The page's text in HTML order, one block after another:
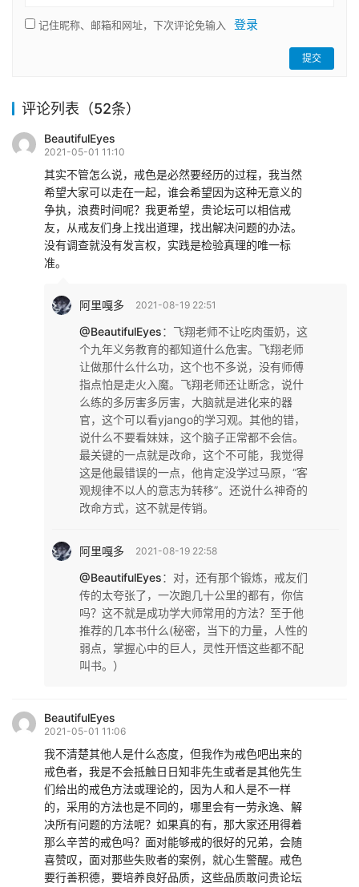
记住昵称、邮箱和网址，下次评论免输入 登录
提交
评论列表（52条）
BeautifulEyes
2021-05-01 11:10
其实不管怎么说，戒色是必然要经历的过程，我当然
希望大家可以走在一起，谁会希望因为这种无意义的
争执，浪费时间呢？我更希望，贵论坛可以相信戒
友，从戒友们身上找出道理，找出解决问题的办法。
没有调查就没有发言权，实践是检验真理的唯一标
准。
阿里嘎多 2021-08-19 22:51
@BeautifulEyes： 飞翔老师不让吃肉蛋奶，这
个九年义务教育的都知道什么危害。飞翔老师
让做那什么什么功，这个也不多说，没有师傅
指点怕是走火入魔。飞翔老师还让断念，说什
么练的多厉害多厉害，大脑就是进化来的器
官，这个可以看yjango的学习观。其他的错，
说什么不要看妹妹，这个脑子正常都不会信。
最关键的一点就是改命，这个不可能，我觉得
这是他最错误的一点，他肯定没学过马原，“客
观规律不以人的意志为转移”。还说什么神奇的
改命方式，这不就是传销。
阿里嘎多 2021-08-19 22:58
@BeautifulEyes： 对，还有那个锻炼，戒友们
传的太夸张了，一次跑几十公里的都有，你信
吗？这不就是成功学大师常用的方法？至于他
推荐的几本书什么(秘密，当下的力量，人性的
弱点，掌握心中的巨人，灵性开悟这些都不配
叫书。）
BeautifulEyes
2021-05-01 11:06
我不清楚其他人是什么态度，但我作为戒色吧出来的
戒色者，我是不会抵触日日知非先生或者是其他先生
们给出的戒色方法或理论的，因为人和人是不一样
的，采用的方法也是不同的，哪里会有一劳永逸、解
决所有问题的方法呢？如果真的有，那大家还用得着
那么辛苦的戒色吗？面对能够戒的很好的兄弟，会随
喜赞叹，面对那些失败者的案例，就心生警醒。戒色
要行善积德，要培养良好品质，这些品质敢问贵论坛